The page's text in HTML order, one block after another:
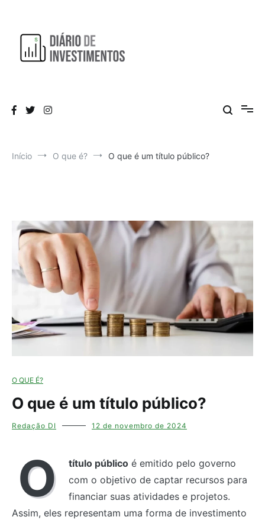
conteúdo
Início O que é? O que é um título público?
O QUE É?
O que é um título público?
Redação DI 12 de novembro de 2024
O título público é emitido pelo governo
com o objetivo de captar recursos para
financiar suas atividades e projetos.
Assim, eles representam uma forma de investimento